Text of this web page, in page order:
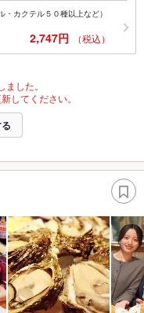
カクテル５０種以上など）
2,747円 （税込）
した。
してください。